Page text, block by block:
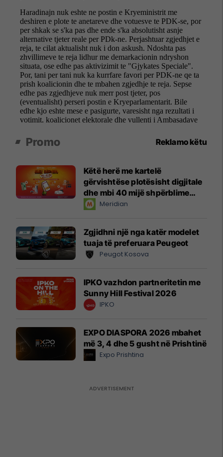
Promo Reklamo këtu
Këtë herë me kartelë
gërvishtëse plotësisht digjitale
dhe mbi 40 mijë shpërblime
instant!Meridian
Zgjidhni një nga katër modelet
tuaja të preferuara Peugeot
Peugot Kosova
IPKO vazhdon partneritetin me
Sunny Hill Festival 2026
IPKO
EXPO DIASPORA 2026 mbahet
më 3, 4 dhe 5 gusht në Prishtinë
Expo Prishtina